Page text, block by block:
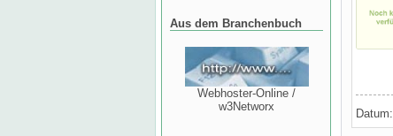
Aus dem Branchenbuch
Webhoster-Online /
w3Networx
Datum: